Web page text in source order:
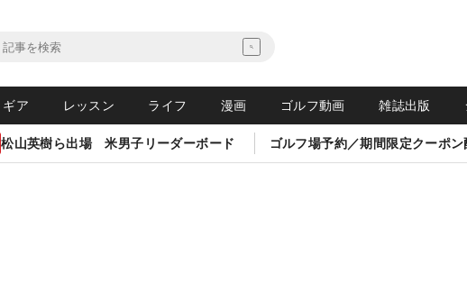
ギア レッスン ライフ 漫画 ゴルフ動画 雑誌出版
松山英樹ら出場 米男子リーダーボード ゴルフ場予約／期間限定クーポン